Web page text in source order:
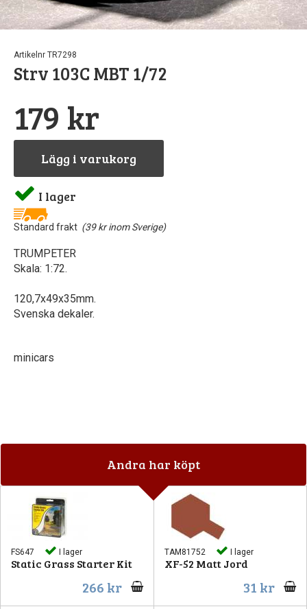
Pipetter &
Artikelnr TR7298
Strv 103C MBT 1/72
179 kr
Lägg i varukorg
I lager
Standard frakt (39 kr inom Sverige)
TRUMPETER
Skala: 1:72.
120,7x49x35mm.
Svenska dekaler.
minicars
Andra har köpt
FS647 I lager
Static Grass Starter Kit
266 kr
TAM81752 I lager
XF-52 Matt Jord
31 kr